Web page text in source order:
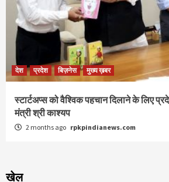
देश प्रदेश बिज़नेस मुख्य ख़बर
स्टार्टअप्स को वैश्विक पहचान दिलाने के लिए
मंत्री श्री काश्यप
2 months ago rpkpindianews.com
खेल